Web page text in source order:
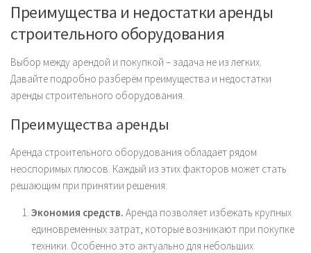
Преимущества и недостатки аренды
строительного оборудования
Выбор между арендой и покупкой – задача не из легких.
Давайте подробно разберём преимущества и недостатки
аренды строительного оборудования.
Преимущества аренды
Аренда строительного оборудования обладает рядом
неоспоримых плюсов. Каждый из этих факторов может стать
решающим при принятии решения:
Экономия средств. Аренда позволяет избежать крупных
единовременных затрат, которые возникают при покупке
техники. Особенно это актуально для небольших